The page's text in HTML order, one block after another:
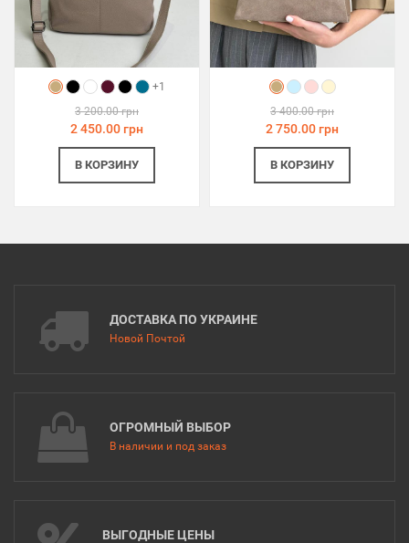
+1
3 200.00 грн
2 450.00 грн
В КОРЗИНУ
3 400.00 грн
2 750.00 грн
В КОРЗИНУ
ДОСТАВКА ПО УКРАИНЕ
Новой Почтой
ОГРОМНЫЙ ВЫБОР
В наличии и под заказ
ВЫГОДНЫЕ ЦЕНЫ